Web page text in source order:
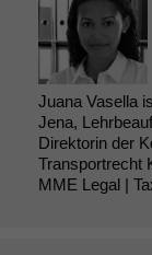
Juana Vasella
Jena,
Direktorin der
Transportrecht
MME Legal |